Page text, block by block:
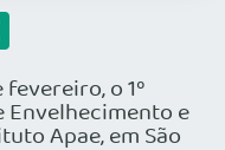
fevereiro, o 1º
e
Apae, em São